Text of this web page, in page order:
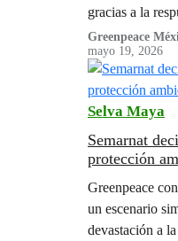
gracias a la
millones de
para exigir un
futuro de la
Greenpeace
mayo 19, 2026
Selva Maya
Semarnat
protección
Greenpeace
un escenario
devastación a